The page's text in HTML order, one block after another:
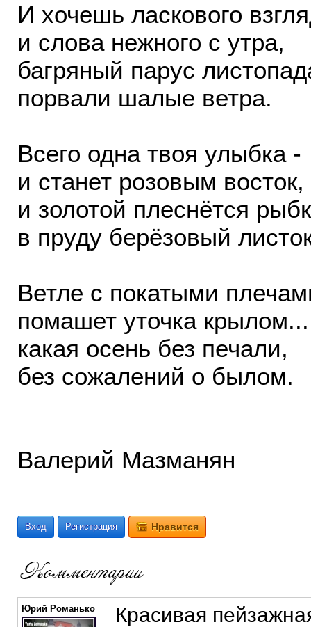
И хочешь ласкового
и слова нежного с утра,
багряный парус
порвали шалые ветра.
Всего одна твоя улыбка -
и станет розовым восток,
и золотой плеснётся
в пруду берёзовый
Ветле с покатыми
помашет уточка крылом...
какая осень без печали,
без сожалений о былом.
Валерий Мазманян
Вход Регистрация Нравится
Юрий Романько Красивая